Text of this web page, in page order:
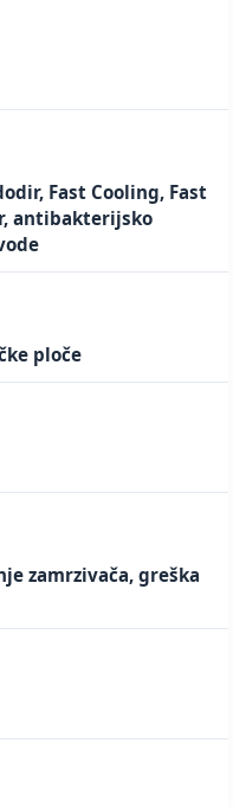
Fast Cooling, Fast
antibakterijsko
ploče
zamrzivača, greška